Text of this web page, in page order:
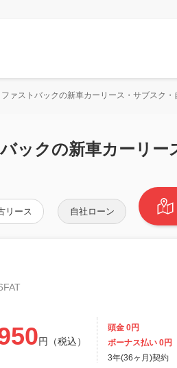
ファストバックの新車カーリース・サブスク
ックの新車カーリ
リース 自社ローン
円（税込）
頭金 0円
ボーナス払い 0円
3年(36ヶ月)契約